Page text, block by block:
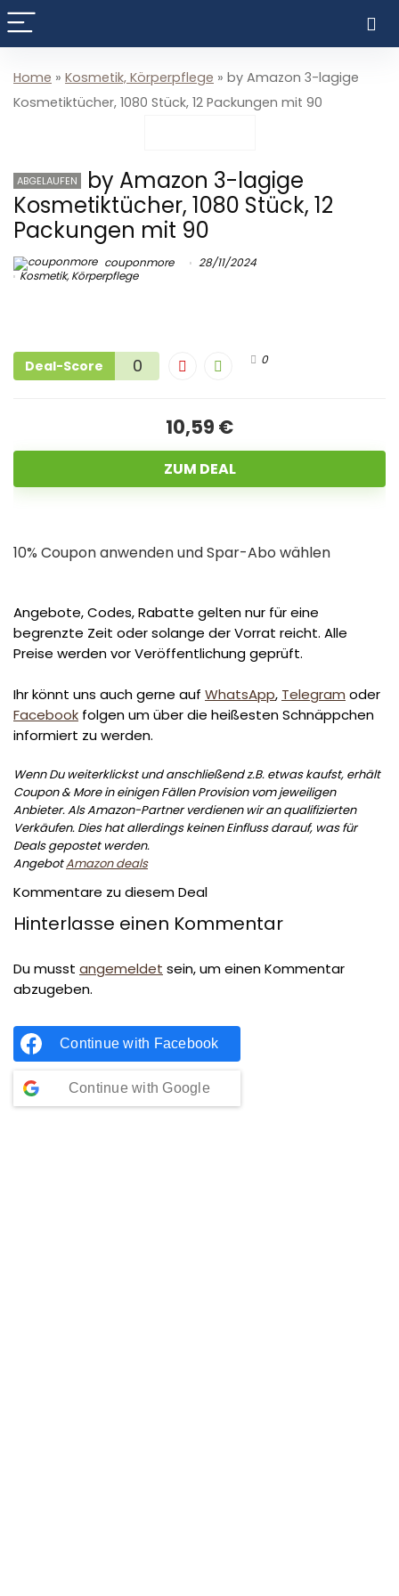
Home » Kosmetik, Körperpflege » by Amazon 3-lagige
Kosmetiktücher, 1080 Stück, 12 Packungen mit 90
ABGELAUFEN
by Amazon 3-lagige
Kosmetiktücher, 1080 Stück, 12
Packungen mit 90
couponmore
28/11/2024
Kosmetik, Körperpflege
Deal-Score 0 0
10,59 €
ZUM DEAL
10% Coupon anwenden und Spar-Abo wählen
Angebote, Codes, Rabatte gelten nur für eine
begrenzte Zeit oder solange der Vorrat reicht. Alle
Preise werden vor Veröffentlichung geprüft.
Ihr könnt uns auch gerne auf WhatsApp, Telegram oder
Facebook folgen um über die heißesten Schnäppchen
informiert zu werden.
Wenn Du weiterklickst und anschließend z.B. etwas kaufst, erhält
Coupon & More in einigen Fällen Provision vom jeweiligen
Anbieter. Als Amazon-Partner verdienen wir an qualifizierten
Verkäufen. Dies hat allerdings keinen Einfluss darauf, was für
Deals gepostet werden.
AngebotAmazon deals
Kommentare zu diesem Deal
Hinterlasse einen Kommentar
Du musst angemeldet sein, um einen Kommentar
abzugeben.
Continue with Facebook
Continue with Google